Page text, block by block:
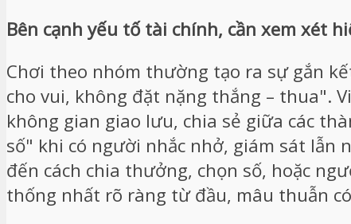
Bên cạnh yếu tố tài chính, cần xem xét
Chơi theo nhóm thường tạo ra sự gắn
cho vui, không đặt nặng thắng – thua".
không gian giao lưu, chia sẻ giữa các
số" khi có người nhắc nhở, giám sát lẫn
đến cách chia thưởng, chọn số, hoặc
thống nhất rõ ràng từ đầu, mâu thuẫn